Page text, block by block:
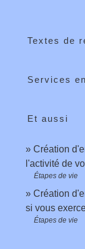
Textes de
Services
Et aussi
Création
l'activité de
Étapes de vie
Création
si vous
Étapes de vie